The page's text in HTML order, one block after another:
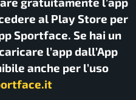
al Play Store per
Sportface. Se hai un
l’app dall’App
anche per l’uso